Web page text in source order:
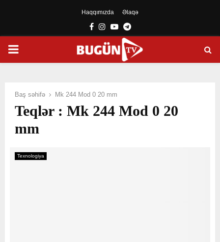
Haqqımızda Əlaqə
Facebook
Instagram
YoutubeTelegram
PRIMARY
Baş səhifə Mk 244 Mod 0 20 mm
Teqlər : Mk 244 Mod 0 20
mm
Texnologiya